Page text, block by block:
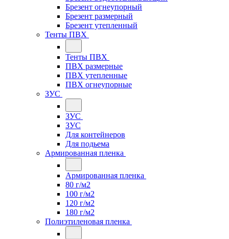
Брезент огнеупорный
Брезент размерный
Брезент утепленный
Тенты ПВХ
Тенты ПВХ
ПВХ размерные
ПВХ утепленные
ПВХ огнеупорные
ЗУС
ЗУС
ЗУС
Для контейнеров
Для подьема
Армированная пленка
Армированная пленка
80 г/м2
100 г/м2
120 г/м2
180 г/м2
Полиэтиленовая пленка